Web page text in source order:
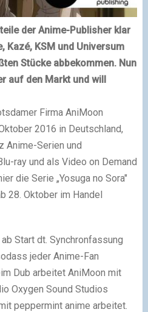
der Anime-Publisher klar
Kazé, KSM und Universum
Stücke abbekommen. Nun
auf den Markt und will
Firma AniMoon
2016 in Deutschland,
Anime-Serien und
ray und als Video on Demand
die Serie „Yosuga no Sora"
28. Oktober im Handel
Start dt. Synchronfassung
jeder Anime-Fan
Dub arbeitet AniMoon mit
Oxygen Sound Studios
peppermint anime arbeitet.